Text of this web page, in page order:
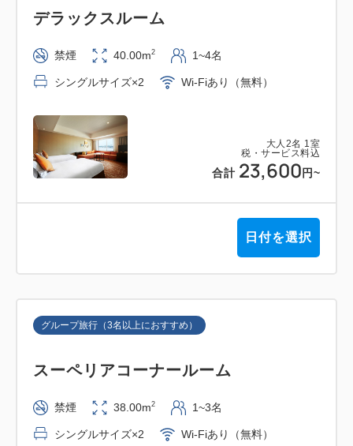
大人 2名 1室
税・サービス料込
合計 23,600 円~
デラックスルーム
禁煙 40.00m2 1~4名
シングルサイズ×2 Wi-Fiあり（無料）
日付を選択
グループ旅行（3名以上におすすめ）
スーペリアコーナールーム
禁煙 38.00m2 1~3名
シングルサイズ×2 Wi-Fiあり（無料）